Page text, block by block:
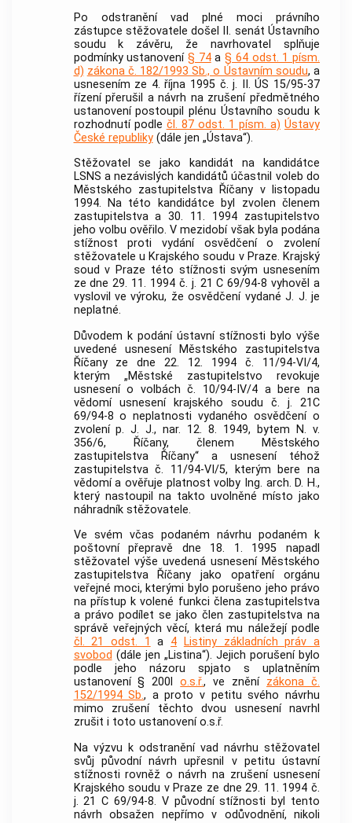
Po odstranění vad plné moci právního
zástupce stěžovatele došel II. senát Ústavního
soudu k závěru, že navrhovatel splňuje
podmínky ustanovení § 74a§ 64 odst. 1 písm.
d) zákona č. 182/1993 Sb., o Ústavním soudu, a
usnesením ze 4. října 1995 č. j. II. ÚS 15/95-37
řízení přerušil a návrh na zrušení předmětného
ustanovení postoupil plénuÚstavního soudu k
rozhodnutí podle čl. 87 odst. 1 písm. a) Ústavy
České republiky(dále jen „Ústava“).
Stěžovatel se jako kandidát na kandidátce
LSNS a nezávislých kandidátů účastnil voleb do
Městského zastupitelstva Říčany v listopadu
1994. Na této kandidátce byl zvolen členem
zastupitelstva a 30. 11. 1994 zastupitelstvo
jeho volbu ověřilo. V mezidobí však byla podána
stížnost proti vydání osvědčení o zvolení
stěžovatele u Krajského soudu v Praze. Krajský
soud v Praze této stížnosti svým usnesením
ze dne 29. 11. 1994 č. j. 21 C 69/94-8 vyhověl a
vyslovil ve výroku, že osvědčení vydané J. J. je
neplatné.
Důvodem k podání ústavní stížnosti bylo výše
uvedené usnesení Městského zastupitelstva
Říčany ze dne 22. 12. 1994 č. 11/94-VI/4,
kterým „Městské zastupitelstvo revokuje
usnesení o volbách č. 10/94-IV/4 a bere na
vědomí usnesení krajského soudu č. j. 21C
69/94-8 o neplatnosti vydaného osvědčení o
zvolení p. J. J., nar. 12. 8. 1949, bytem N. v.
356/6, Říčany, členem Městského
zastupitelstva Říčany“ a usnesení téhož
zastupitelstva č. 11/94-VI/5, kterým bere na
vědomí a ověřuje platnost volby Ing. arch. D. H.,
který nastoupil na takto uvolněné místo jako
náhradník stěžovatele.
Ve svém včas podaném návrhu podaném k
poštovní přepravě dne 18. 1. 1995 napadl
stěžovatel výše uvedená usnesení Městského
zastupitelstva Říčany jako opatření orgánu
veřejné moci, kterými bylo porušeno jeho právo
na přístup k volené funkci člena zastupitelstva
a právo podílet se jako člen zastupitelstva na
správě veřejných věcí, která mu náležejí podle
čl. 21 odst. 1
a 4
Listiny základních práv a
svobod (dále jen „Listina“). Jejich porušení bylo
podle jeho názoru spjato s uplatněním
ustanovení § 200lo.s.ř., ve znění zákona č.
152/1994 Sb., a proto v petitu svého návrhu
mimo zrušení těchto dvou usnesení navrhl
zrušit i toto ustanovení o.s.ř.
Na výzvu k odstranění vad návrhu stěžovatel
svůj původní návrh upřesnil v petitu ústavní
stížnosti rovněž o návrh na zrušení usnesení
Krajského soudu v Praze ze dne 29. 11. 1994 č.
j. 21 C 69/94-8. V původní stížnosti byl tento
návrh obsažen nepřímo v odůvodnění, nikoli